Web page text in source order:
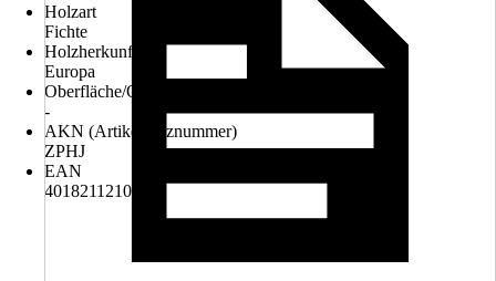
Holzart
Fichte
Holzherkunft
Europa
Oberfläche/Oberflächenbehandlung
-
AKN (Artikelkurznummer)
ZPHJ
EAN
4018211210404